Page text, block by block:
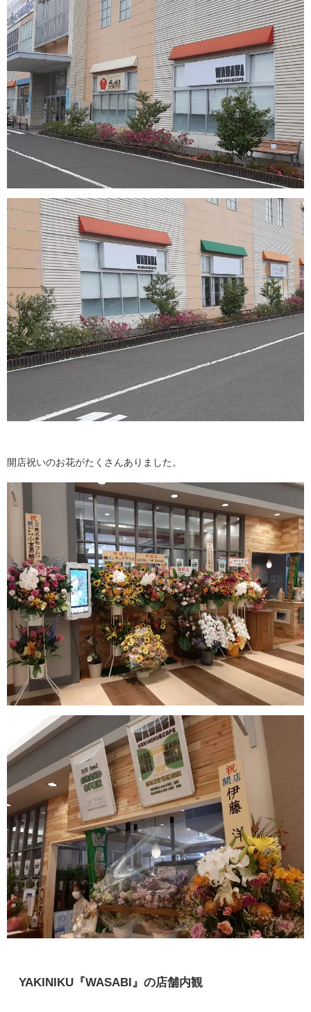
開店祝いのお花がたくさんありました。
YAKINIKU『WASABI』の店舗内観